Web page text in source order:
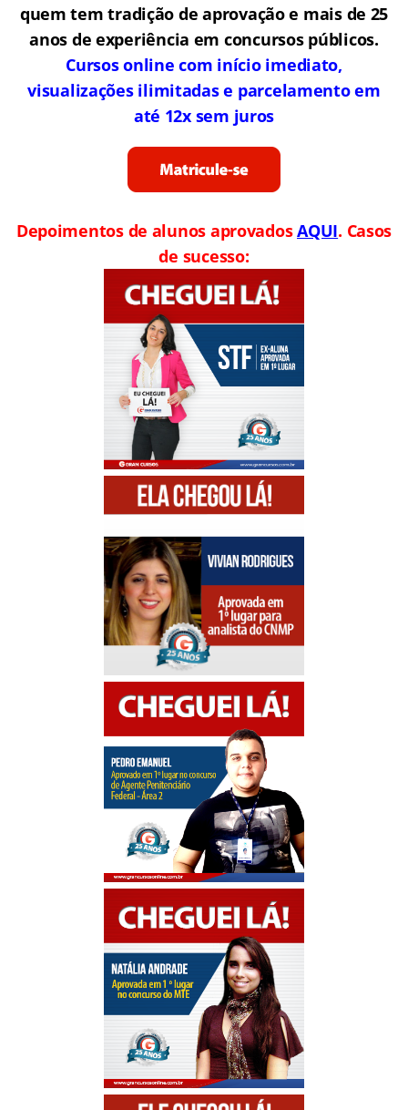
quem tem tradição de aprovação e mais de 25
anos de experiência em concursos públicos.
Cursos online com início imediato,
visualizações ilimitadas e parcelamento em
até 12x sem juros
Depoimentos de alunos aprovadosAQUI. Casos
de sucesso: